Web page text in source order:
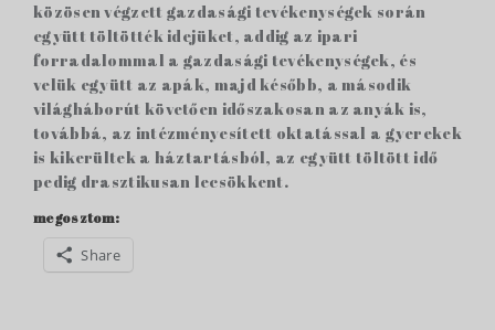
közösen végzett gazdasági tevékenységek során
együtt töltötték idejüket, addig az ipari
forradalommal a gazdasági tevékenységek, és
velük együtt az apák, majd később, a második
világháborút követően időszakosan az anyák is,
továbbá, az intézményesített oktatással a gyerekek
is kikerültek a háztartásból, az együtt töltött idő
pedig drasztikusan lecsökkent.
megosztom:
Share